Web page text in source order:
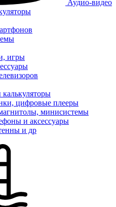
Аудио-видео
игры
цифровые плееры
минисистемы
и аксессуары
и др